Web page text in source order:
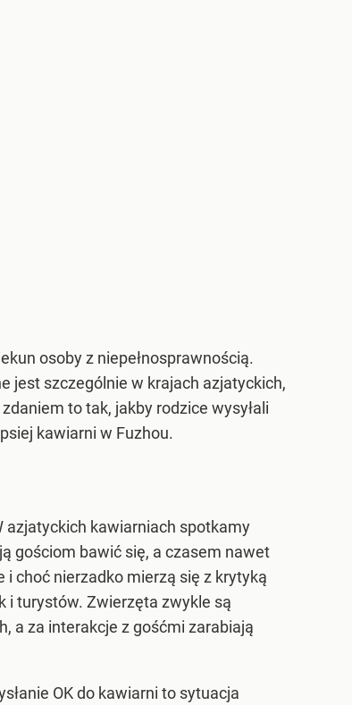
osoby z niepełnosprawnością.
jest szczególnie w krajach azjatyckich,
to tak, jakby rodzice wysyłali
kawiarni w Fuzhou.
azjatyckich kawiarniach spotkamy
gościom bawić się, a czasem nawet
choć nierzadko mierzą się z krytyką
i turystów. Zwierzęta zwykle są
a za interakcje z gośćmi zarabiają
OK do kawiarni to sytuacja